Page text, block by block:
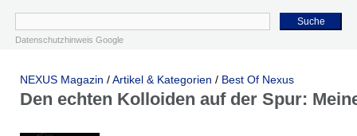
Suche
Datenschutzhinweis Google
NEXUS Magazin /Artikel & Kategorien / Best Of Nexus
Den echten Kolloiden auf der Spur: